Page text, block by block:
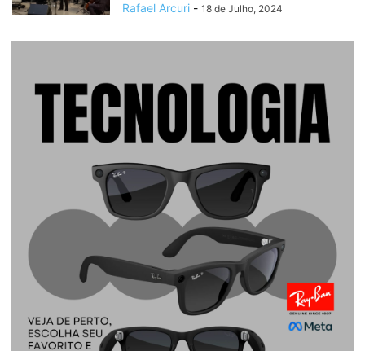
Rafael Arcuri - 18 de Julho, 2024